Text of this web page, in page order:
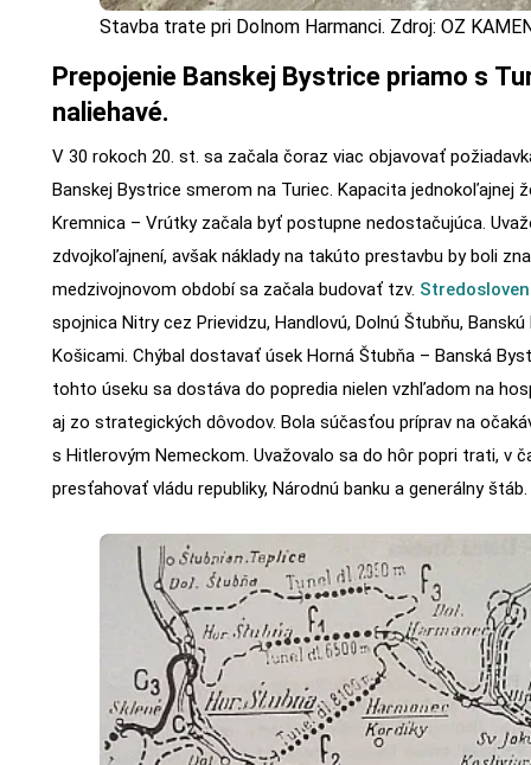
Stavba trate pri Dolnom Harmanci. Zdroj: OZ
Prepojenie Banskej Bystrice priamo s
naliehavé.
V 30 rokoch 20. st. sa začala čoraz viac objavovať
Banskej Bystrice smerom na Turiec. Kapacita jednokoľajnej
Kremnica – Vrútky začala byť postupne nedostačujúca.
zdvojkoľajnení, avšak náklady na takúto prestavbu by boli
medzivojnovom období sa začala budovať tzv.
spojnica Nitry cez Prievidzu, Handlovú, Dolnú Štubňu,
Košicami. Chýbal dostavať úsek Horná Štubňa – Banská
tohto úseku sa dostáva do popredia nielen vzhľadom na
aj zo strategických dôvodov. Bola súčasťou príprav na
s Hitlerovým Nemeckom. Uvažovalo sa do hôr popri trati, v
presťahovať vládu republiky, Národnú banku a generálny štáb.